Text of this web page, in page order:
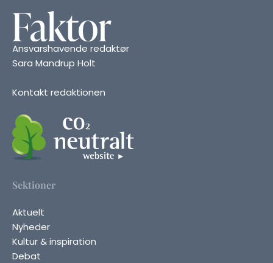
Ansvarshavende redaktør
Sara Mandrup Holt
Kontakt redaktionen
Sektioner
Aktuelt
Nyheder
Kultur & inspiration
Debat